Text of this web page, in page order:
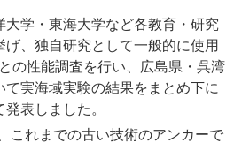
学・東海大学など各教育・研究
、独自研究として一般的に使用
の性能調査を行い、広島県・呉湾
て実海域実験の結果をまとめ下に
表しました。
これまでの古い技術のアンカーで